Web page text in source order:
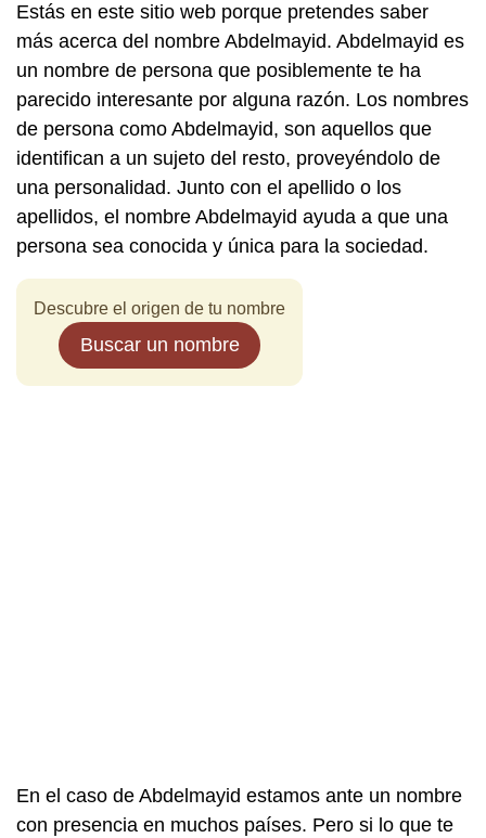
Estás en este sitio web porque pretendes saber
más acerca del nombre Abdelmayid. Abdelmayid es
un nombre de persona que posiblemente te ha
parecido interesante por alguna razón. Los nombres
de persona como Abdelmayid, son aquellos que
identifican a un sujeto del resto, proveyéndolo de
una personalidad. Junto con el apellido o los
apellidos, el nombre Abdelmayid ayuda a que una
persona sea conocida y única para la sociedad.
Descubre el origen de tu nombre
Buscar un nombre
En el caso de Abdelmayid estamos ante un nombre
con presencia en muchos países. Pero si lo que te